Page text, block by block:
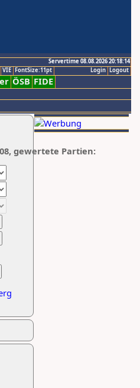
Servertime 08.08.2026 20:18:14
Logout
Login
VIE FontSize:11pt
ÖSB FIDE
gewertete Partien: